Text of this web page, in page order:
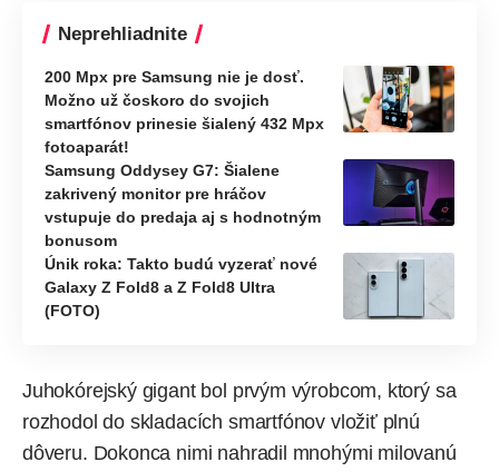
Neprehliadnite
200 Mpx pre Samsung nie je dosť.
Možno už čoskoro do svojich
smartfónov prinesie šialený 432 Mpx
fotoaparát!
Samsung Oddysey G7: Šialene
zakrivený monitor pre hráčov
vstupuje do predaja aj s hodnotným
bonusom
Únik roka: Takto budú vyzerať nové
Galaxy Z Fold8 a Z Fold8 Ultra
(FOTO)
Juhokórejský gigant bol prvým výrobcom, ktorý sa
rozhodol do skladacích smartfónov vložiť plnú
dôveru. Dokonca nimi nahradil mnohými milovanú